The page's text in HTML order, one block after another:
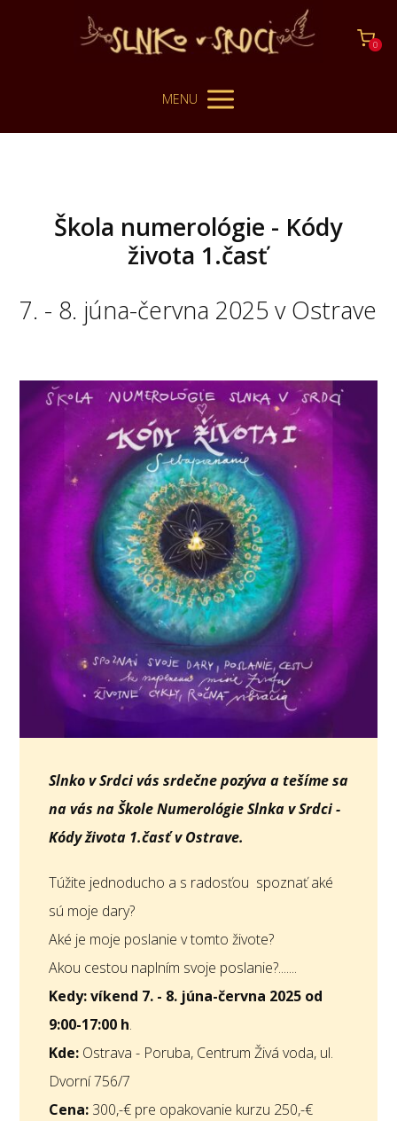
0
MENU
Škola numerológie - Kódy
života 1.časť
7. - 8. júna-června 2025 v Ostrave
Slnko v Srdci vás srdečne pozýva a tešíme sa
na vás na Škole Numerológie Slnka v Srdci -
Kódy života 1.časť v Ostrave.
Túžite jednoducho a s radosťou spoznať aké
sú moje dary?
Aké je moje poslanie v tomto živote?
Akou cestou naplním svoje poslanie?.......
Kedy:víkend 7. - 8. júna-června 2025 od
9:00-17:00 h.
Kde:Ostrava - Poruba, Centrum Živá voda, ul.
Dvorní 756/7
Cena:300,-€ pre opakovanie kurzu 250,-€